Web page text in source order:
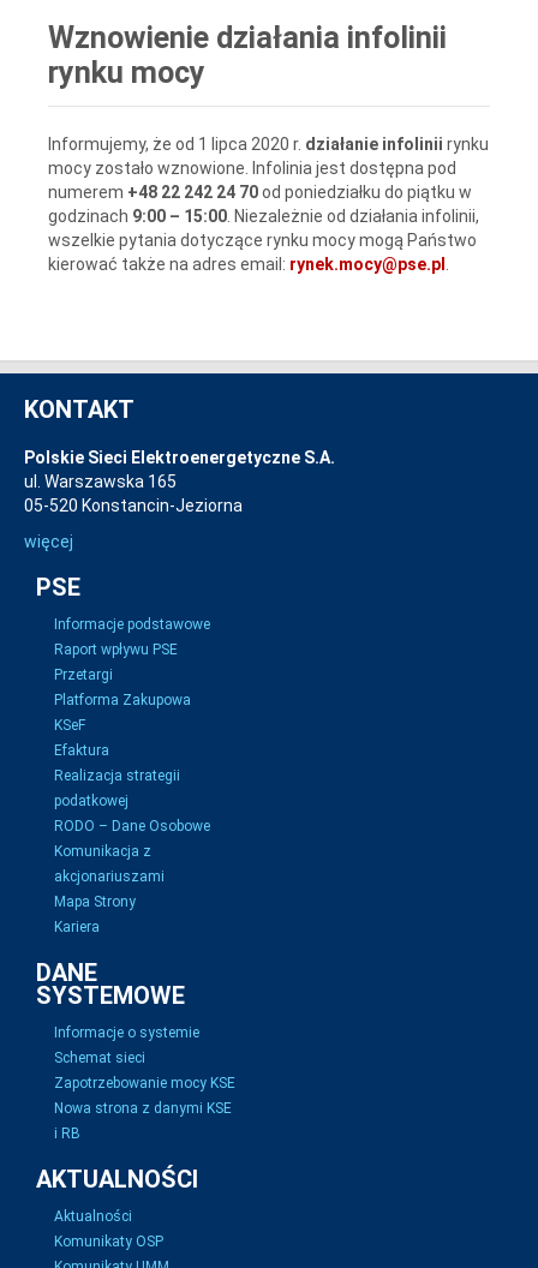
Wznowienie działania infolinii
rynku mocy
Informujemy, że od 1 lipca 2020 r. działanie infolinii rynku
mocy zostało wznowione. Infolinia jest dostępna pod
numerem +48 22 242 24 70od poniedziałku do piątku w
godzinach 9:00 – 15:00 . Niezależnie od działania infolinii,
wszelkie pytania dotyczące rynku mocy mogą Państwo
kierować także na adres email: rynek.mocy@pse.pl
KONTAKT
Polskie Sieci Elektroenergetyczne S.A.
ul. Warszawska 165
05-520 Konstancin-Jeziorna
więcej
PSE
Informacje podstawowe
Raport wpływu PSE
Przetargi
Platforma Zakupowa
KSeF
Efaktura
Realizacja strategii
podatkowej
RODO – Dane Osobowe
Komunikacja z
akcjonariuszami
Mapa Strony
Kariera
DANE
SYSTEMOWE
Informacje o systemie
Schemat sieci
Zapotrzebowanie mocy KSE
Nowa strona z danymi KSE
i RB
AKTUALNOŚCI
Aktualności
Komunikaty OSP